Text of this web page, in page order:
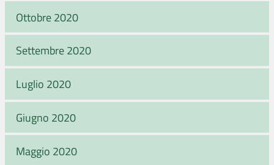
Ottobre 2020
Settembre 2020
Luglio 2020
Giugno 2020
Maggio 2020